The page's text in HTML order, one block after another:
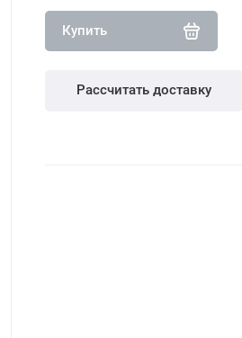
Купить
Рассчитать доставку